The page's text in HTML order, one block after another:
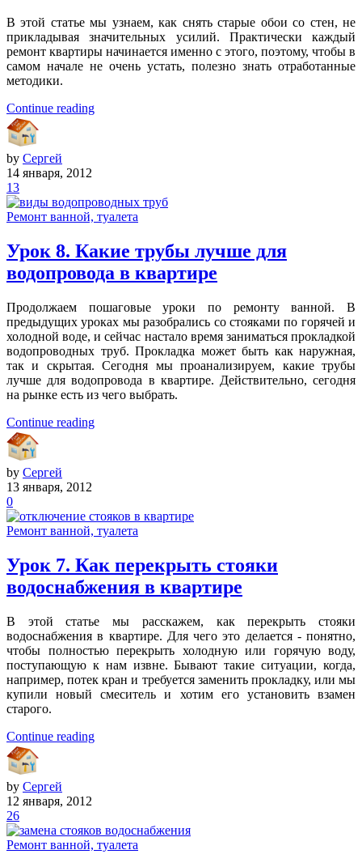
В этой статье мы узнаем, как снять старые обои со стен, не
прикладывая значительных усилий. Практически каждый
ремонт квартиры начинается именно с этого, поэтому, чтобы в
самом начале не очень устать, полезно знать отработанные
методики.
Continue reading
by Сергей
14 января, 2012
13
Ремонт ванной, туалета
Урок 8. Какие трубы лучше для
водопровода в квартире
Продолжаем пошаговые уроки по ремонту ванной. В
предыдущих уроках мы разобрались со стояками по горячей и
холодной воде, и сейчас настало время заниматься прокладкой
водопроводных труб. Прокладка может быть как наружная,
так и скрытая. Сегодня мы проанализируем, какие трубы
лучше для водопровода в квартире. Действительно, сегодня
на рынке есть из чего выбрать.
Continue reading
by Сергей
13 января, 2012
0
Ремонт ванной, туалета
Урок 7. Как перекрыть стояки
водоснабжения в квартире
В этой статье мы расскажем, как перекрыть стояки
водоснабжения в квартире. Для чего это делается - понятно,
чтобы полностью перекрыть холодную или горячую воду,
поступающую к нам извне. Бывают такие ситуации, когда,
например, потек кран и требуется заменить прокладку, или мы
купили новый смеситель и хотим его установить взамен
старого.
Continue reading
by Сергей
12 января, 2012
26
Ремонт ванной, туалета